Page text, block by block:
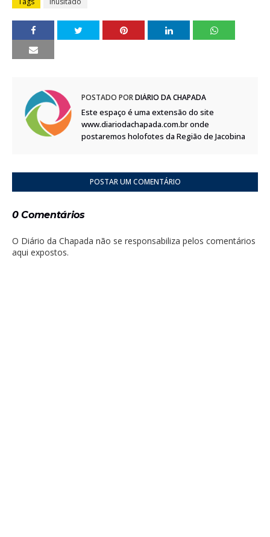
POSTADO PORDIÁRIO DA CHAPADA
Este espaço é uma extensão do site
www.diariodachapada.com.br onde
postaremos holofotes da Região de Jacobina
POSTAR UM COMENTÁRIO
0 Comentários
O Diário da Chapada não se responsabiliza pelos comentários
aqui expostos.